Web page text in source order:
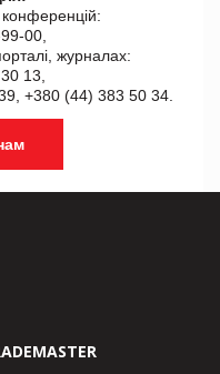
00,
журналах:
13,
+380 (44) 383 50 34.